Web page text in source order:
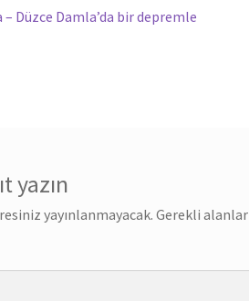
– Düzce Damla’da bir depremle
yazın
yayınlanmayacak. Gerekli alanlar